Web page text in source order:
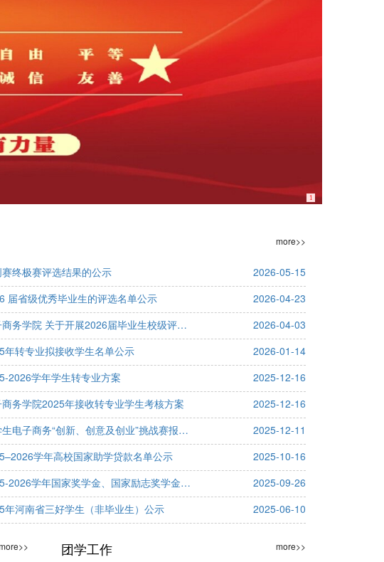
1
more>>
终极赛评选结果的公示
2026-05-15
届省级优秀毕业生的评选名单公示
2026-04-23
洛阳师范学院电子商务学院 关于开展2026届毕业生校级评优工作结果的名单公示
2026-04-03
年转专业拟接收学生名单公示
2026-01-14
2026学年学生转专业方案
2025-12-16
务学院2025年接收转专业学生考核方案
2025-12-16
第十六届全国大学生电子商务“创新、创意及创业”挑战赛报名通知
2025-12-11
学年高校国家助学贷款名单公示
2025-10-16
电子商务学院2025-2026学年国家奖学金、国家励志奖学金、国家助学金拟推荐名单公示
2025-09-26
年河南省三好学生（非毕业生）公示
2025-06-10
团学工作 more>>